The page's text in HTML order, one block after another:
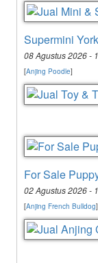
Supermini
08 Agustus 2026 -
[Anjing Poodle]
For Sale
02 Agustus 2026 -
[Anjing French Bulldog]